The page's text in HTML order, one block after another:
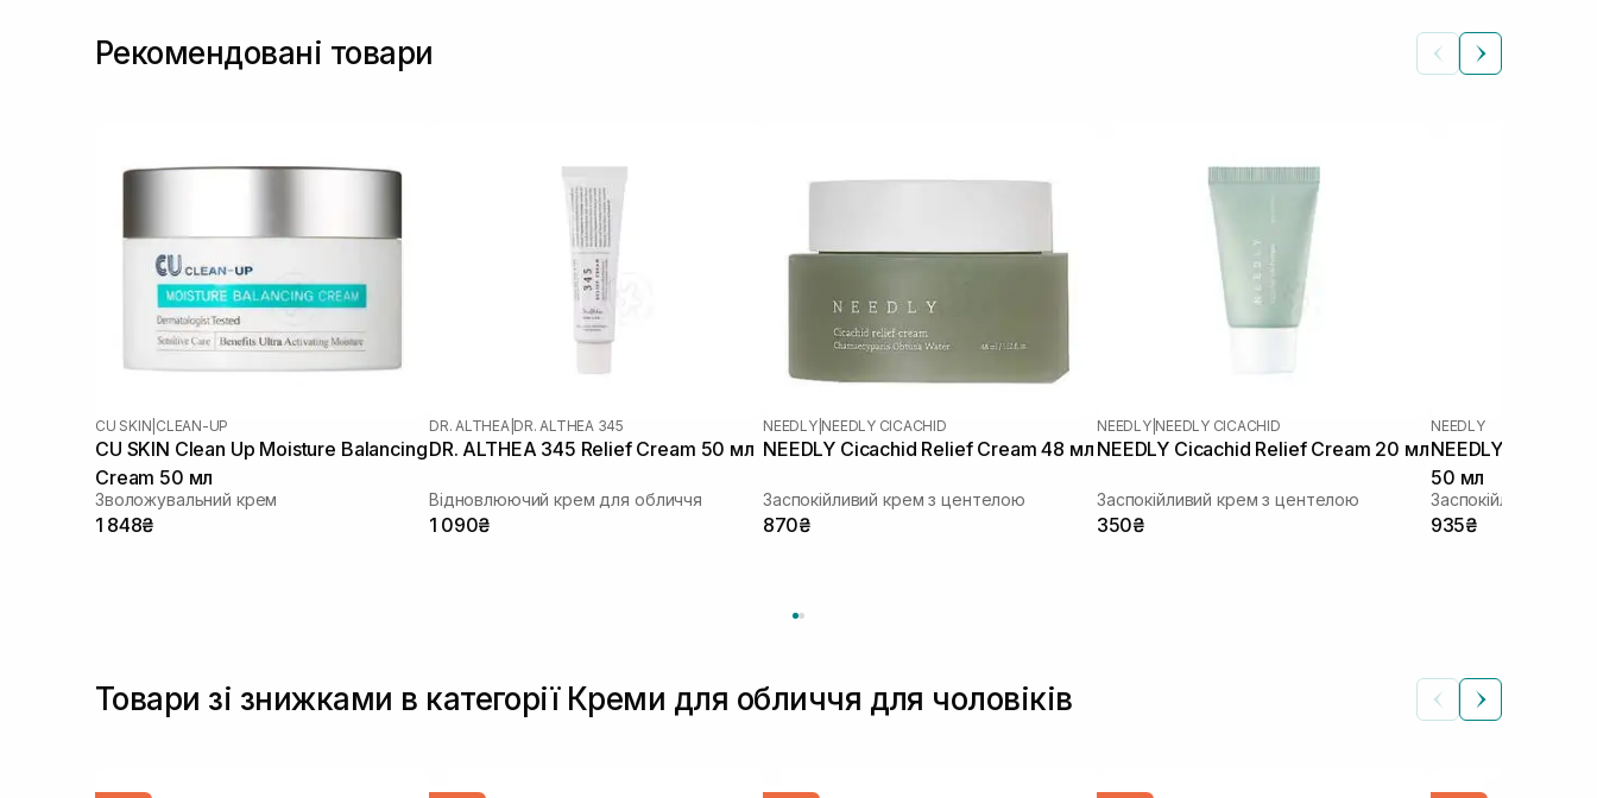
Рекомендовані товари
CU SKIN CLEAN-UP
CU SKIN Clean Up Moisture Balancing
Cream 50 мл
Зволожувальний крем
1 848₴
DR. ALTHEA DR. ALTHEA 345
DR. ALTHEA 345 Relief Cream 50 мл
Відновлюючий крем для обличчя
1 090₴
NEEDLY| NEEDLY CICACHID
NEEDLY Cicachid Relief Cream 48 мл
Заспокійливий крем з центелою
870₴
NEEDLY| NEEDLY CICACHID
NEEDLY Cicachid Relief Cream 20 мл
Заспокійливий крем з центелою
350₴
NEEDLY
NEEDLY
50 мл
Заспокійливий
935₴
Товари зі знижками в категорії Креми для обличчя для чоловіків